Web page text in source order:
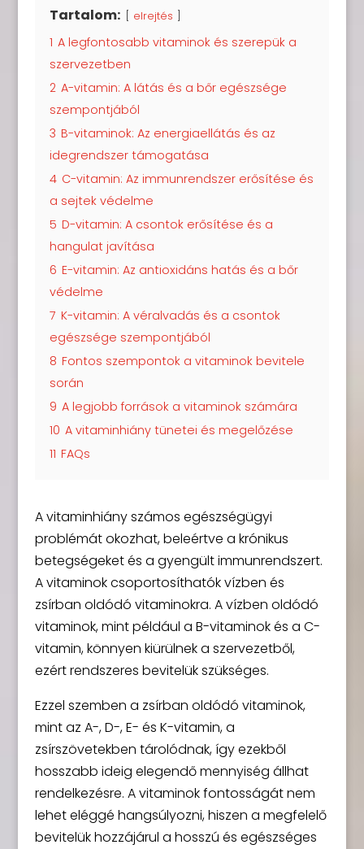
Tartalom: elrejtés
1 A legfontosabb vitaminok és szerepük a
szervezetben
2 A-vitamin: A látás és a bőr egészsége
szempontjából
3 B-vitaminok: Az energiaellátás és az
idegrendszer támogatása
4 C-vitamin: Az immunrendszer erősítése és
a sejtek védelme
5 D-vitamin: A csontok erősítése és a
hangulat javítása
6 E-vitamin: Az antioxidáns hatás és a bőr
védelme
7 K-vitamin: A véralvadás és a csontok
egészsége szempontjából
8 Fontos szempontok a vitaminok bevitele
során
9 A legjobb források a vitaminok számára
10 A vitaminhiány tünetei és megelőzése
11 FAQs
A vitaminhiány számos egészségügyi
problémát okozhat, beleértve a krónikus
betegségeket és a gyengült immunrendszert.
A vitaminok csoportosíthatók vízben és
zsírban oldódó vitaminokra. A vízben oldódó
vitaminok, mint például a B-vitaminok és a C-
vitamin, könnyen kiürülnek a szervezetből,
ezért rendszeres bevitelük szükséges.
Ezzel szemben a zsírban oldódó vitaminok,
mint az A-, D-, E- és K-vitamin, a
zsírszövetekben tárolódnak, így ezekből
hosszabb ideig elegendő mennyiség állhat
rendelkezésre. A vitaminok fontosságát nem
lehet eléggé hangsúlyozni, hiszen a megfelelő
bevitelük hozzájárul a hosszú és egészséges